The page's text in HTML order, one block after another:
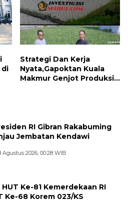
di
Strategi Dan Kerja
Nyata,Gapoktan Kuala
Makmur Genjot Produksi
RI Gibran Rakabuming
Jembatan Kendawi
Agustus 2026, 00:28 WIB
Ke-81 Kemerdekaan RI
Ke-68 Korem 023/KS